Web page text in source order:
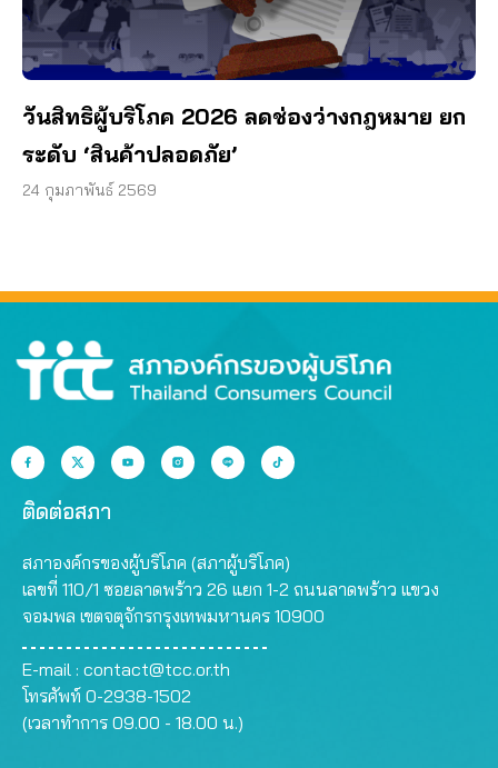
วันสิทธิผู้บริโภค 2026 ลดช่องว่างกฎหมาย ยก
ระดับ ‘สินค้าปลอดภัย’
24 กุมภาพันธ์ 2569
ติดต่อสภา
สภาองค์กรของผู้บริโภค (สภาผู้บริโภค)
เลขที่ 110/1 ซอยลาดพร้าว 26 แยก 1-2 ถนนลาดพร้าว แขวง
จอมพล เขตจตุจักรกรุงเทพมหานคร 10900
E-mail : contact@tcc.or.th
โทรศัพท์ 0-2938-1502
(เวลาทำการ 09.00 - 18.00 น.)